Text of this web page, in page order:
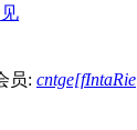
员: cntge[fIntaRie